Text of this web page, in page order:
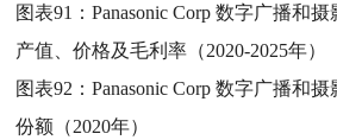
图表91：Panasonic Corp 数字广播和
产值、价格及毛利率（2020-2025年）
图表92：Panasonic Corp 数字广播和
份额（2020年）